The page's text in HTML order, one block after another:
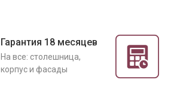
Гарантия 18 месяцев
На все: столешница,
корпус и фасады